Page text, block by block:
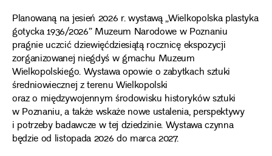
Planowaną na jesień 2026 r. wystawą „Wielkopolska plastyka
gotycka 1936/2026” Muzeum Narodowe w Poznaniu
pragnie uczcić dziewięćdziesiątą rocznicę ekspozycji
zorganizowanej niegdyś w gmachu Muzeum
Wielkopolskiego. Wystawa opowie o zabytkach sztuki
średniowiecznej z terenu Wielkopolski
oraz o międzywojennym środowisku historyków sztuki
w Poznaniu, a także wskaże nowe ustalenia, perspektywy
i potrzeby badawcze w tej dziedzinie. Wystawa czynna
będzie od listopada 2026 do marca 2027.